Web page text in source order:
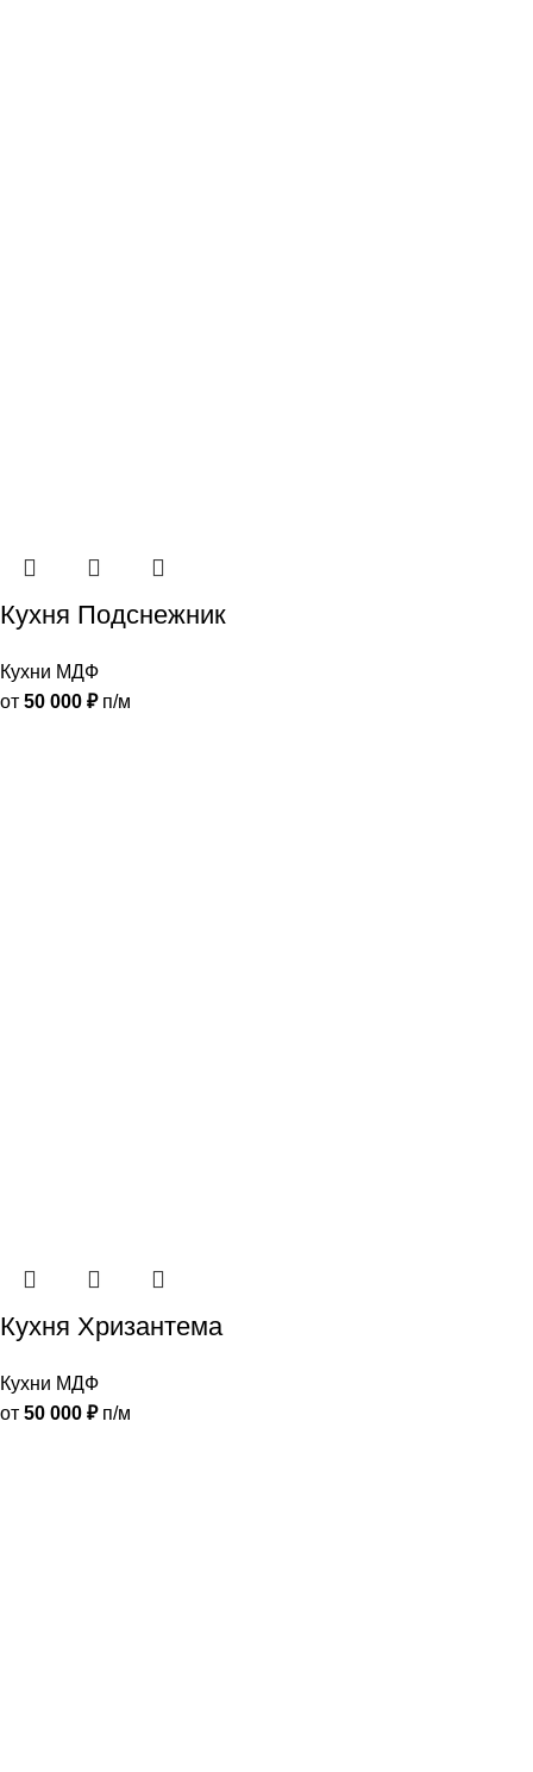
Кухня Подснежник
Кухни МДФ
от 50 000 ₽п/м
Кухня Хризантема
Кухни МДФ
от 50 000 ₽п/м